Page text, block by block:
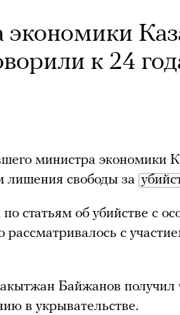
к 24
министра экономики
лишения свободы за
статьям об убийстве с
рассматривалось с
Байжанов получил
в укрывательстве.